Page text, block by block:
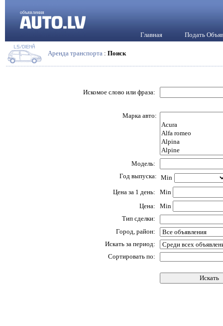
объявления
Главная Подать
Аренда транспорта : Поиск
Искомое слово или фраза:
Марка авто:
Модель:
Год выпуска: Min
Цена за 1 день:
Min
Цена:
Min
Тип сделки:
Город, район:
Искать за период:
Сортировать по: